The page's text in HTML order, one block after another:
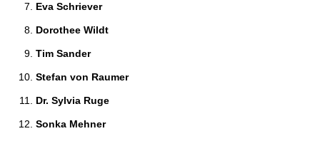
Eva Schriever
Dorothee Wildt
Tim Sander
Stefan von Raumer
Dr. Sylvia Ruge
Sonka Mehner